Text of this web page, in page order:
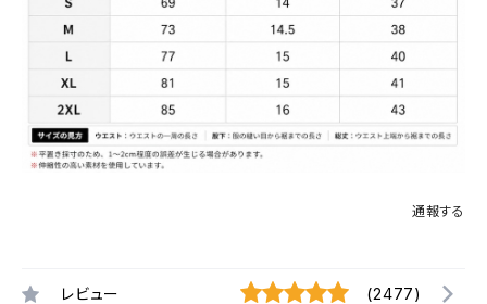
通報する
レビュー (2477)